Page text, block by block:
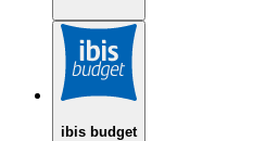
ibis budget